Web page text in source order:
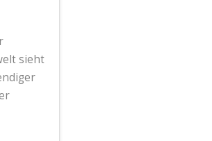
sieht